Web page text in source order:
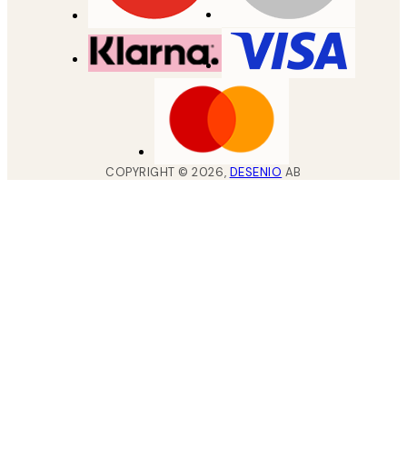
COPYRIGHT ©2026, DESENIO AB